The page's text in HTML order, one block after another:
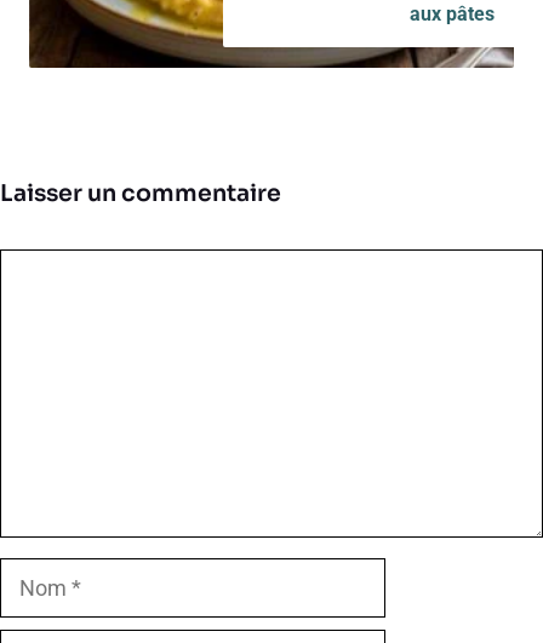
aux pâtes
Laisser un commentaire